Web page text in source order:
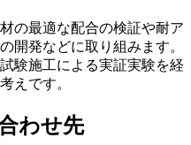
の最適な配合の検証や耐ア
開発などに取り組みます。
験施工による実証実験を経
えです。
わせ先